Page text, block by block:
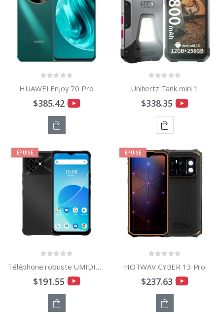
HUAWEI Enjoy 70 Pro
$385.42
ÉPUISÉ
Unihertz Tank mini 1
$338.35
AU
PANIER
ÉPUISÉ
Téléphone robuste UMIDIGI G5 Mecha
$191.55
ÉPUISÉ
HOTWAV CYBER 13 Pro
$237.63